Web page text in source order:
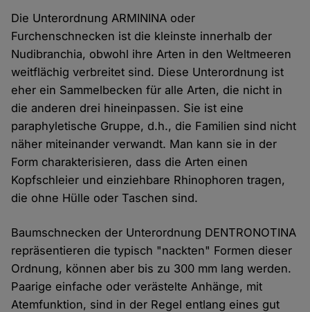
Die Unterordnung ARMININA oder
Furchenschnecken ist die kleinste innerhalb der
Nudibranchia, obwohl ihre Arten in den Weltmeeren
weitflächig verbreitet sind. Diese Unterordnung ist
eher ein Sammelbecken für alle Arten, die nicht in
die anderen drei hineinpassen. Sie ist eine
paraphyletische Gruppe, d.h., die Familien sind nicht
näher miteinander verwandt. Man kann sie in der
Form charakterisieren, dass die Arten einen
Kopfschleier und einziehbare Rhinophoren tragen,
die ohne Hülle oder Taschen sind.
Baumschnecken der Unterordnung DENTRONOTINA
repräsentieren die typisch "nackten" Formen dieser
Ordnung, können aber bis zu 300 mm lang werden.
Paarige einfache oder verästelte Anhänge, mit
Atemfunktion, sind in der Regel entlang eines gut